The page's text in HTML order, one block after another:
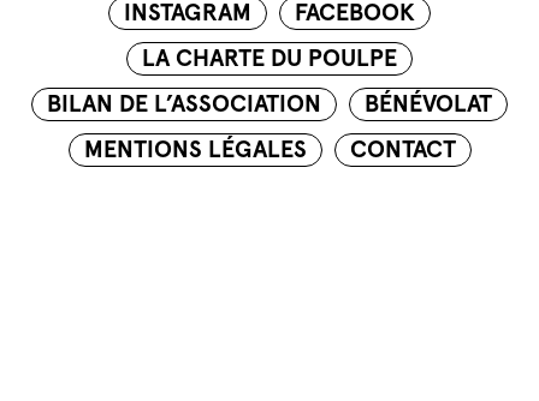
INSTAGRAM
FACEBOOK
LA CHARTE DU POULPE
BILAN DE L’ASSOCIATION
BÉNÉVOLAT
MENTIONS LÉGALES
CONTACT